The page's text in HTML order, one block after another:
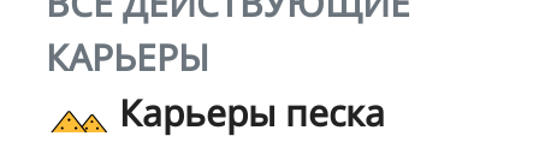
КАРЬЕРЫ
Карьеры песка